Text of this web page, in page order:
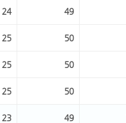
24 49
25 50
25 50
25 50
23 49